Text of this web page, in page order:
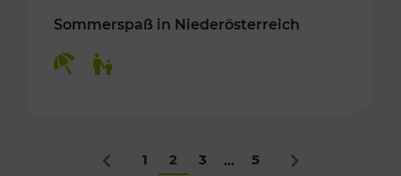
Sommerspaß in Niederösterreich
Zurück
1 2 3 ... 5 Nächstes